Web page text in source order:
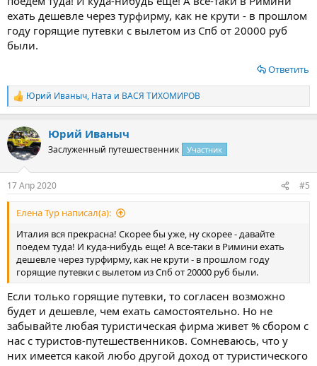
нас очень привлекало Адриатическое побережье, поэтому мы
решили побывать в Римини, оставив шумные и многолюдные
Рим и Милан на следующий раз.
его на платной охраняемой парковке недалеко от аэропорта,
служба паковки предоставляет трансфер до аэропорта.
Перелёт Краснодар — Москва авиакомпанией «S7», Москва —
Римини авиакомпанией «Победа». Ночь нужно было провести
в аэропорту Внуково, а утром вылет в долгожданную Италию.
Честно говоря в аэропорту Внуково очень неудобно
проводить ночь. Мы впервые спланировали поездку сами, а не
Посмотреть вложение 10654
С первой трудностью мы столкнулись, ступив на землю
прекрасного Римини, покинув аэропорт имени Федерико
Феллини. Никаких такси или автобусов в зоне видимости не
обнаружилось. Хотя автобусная остановка на
противоположной стороне была. И судя по номерам
ехать дешевле через турфирму, как не крути - в прошлом
году горящие путевки с вылетом из Спб от 20000 руб
были.
Ответить
Р
е
к
ц
и
Юрий Иваныч, Ната и ВАСЯ ТИХОМИРОВ
Юрий Иваныч
Заслуженный путешественник Участник
17 Апр 2020 #5
Елена Тур написал(а):
Италия вся прекрасна! Скорее бы уже, ну скорее - давайте
поедем туда! И куда-нибудь еще! А все-таки в Римини ехать
дешевле через турфирму, как не крути - в прошлом году
горящие путевки с вылетом из Спб от 20000 руб были.
Если только горящие путевки, то согласен возможно
будет и дешевле, чем ехать самостоятельно. Но не
забывайте любая туристическая фирма живет % сбором с
нас с туристов-путешественников. Сомневаюсь, что у
них имеется какой любо другой доход от туристического